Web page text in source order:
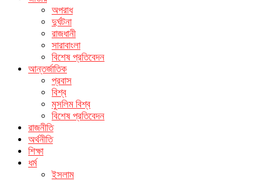
অপরাধ
দুর্ঘটনা
রাজধানী
সারাবাংলা
বিশেষ প্রতিবেদন
আন্তর্জাতিক
প্রবাস
বিশ্ব
মুসলিম বিশ্ব
বিশেষ প্রতিবেদন
রাজনীতি
অর্থনীতি
শিক্ষা
ধর্ম
ইসলাম